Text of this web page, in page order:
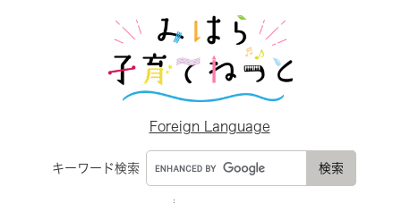
Foreign Language
キーワード検索